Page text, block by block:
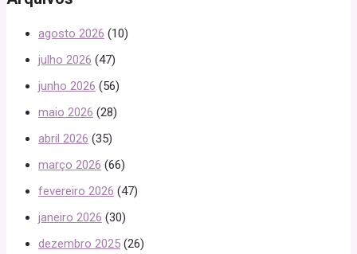
agosto 2026 (10)
julho 2026 (47)
junho 2026 (56)
maio 2026 (28)
abril 2026 (35)
março 2026 (66)
fevereiro 2026 (47)
janeiro 2026 (30)
dezembro 2025 (26)